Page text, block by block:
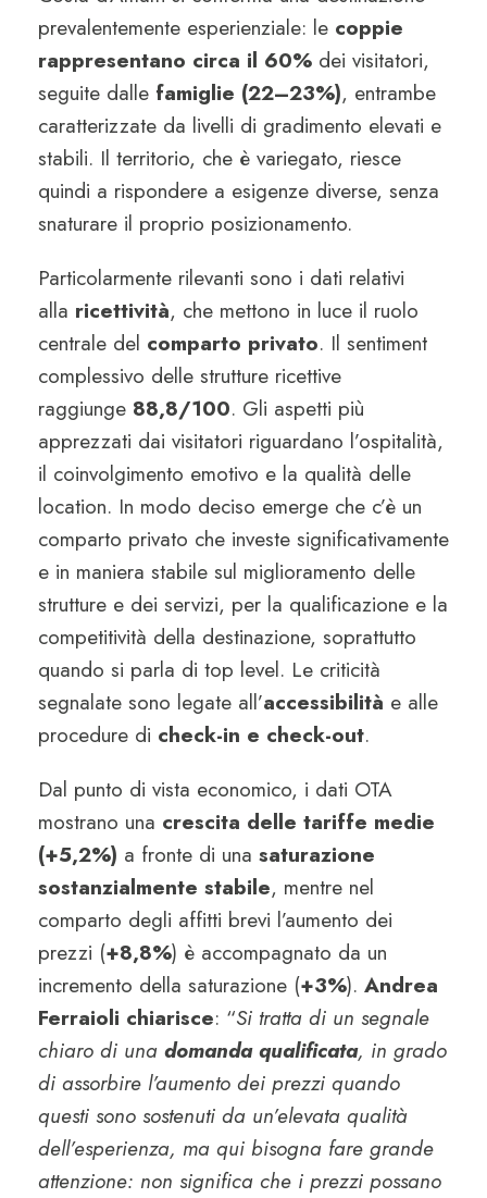
prevalentemente esperienziale: le coppie
rappresentano circa il 60% dei visitatori,
seguite dalle famiglie (22–23%), entrambe
caratterizzate da livelli di gradimento elevati e
stabili. Il territorio, che è variegato, riesce
quindi a rispondere a esigenze diverse, senza
snaturare il proprio posizionamento.
Particolarmente rilevanti sono i dati relativi
alla ricettività, che mettono in luce il ruolo
centrale del comparto privato. Il sentiment
complessivo delle strutture ricettive
raggiunge 88,8/100. Gli aspetti più
apprezzati dai visitatori riguardano l’ospitalità,
il coinvolgimento emotivo e la qualità delle
location. In modo deciso emerge che c’è un
comparto privato che investe significativamente
e in maniera stabile sul miglioramento delle
strutture e dei servizi, per la qualificazione e la
competitività della destinazione, soprattutto
quando si parla di top level. Le criticità
segnalate sono legate all’accessibilità e alle
procedure di check-in e check-out.
Dal punto di vista economico, i dati OTA
mostrano una crescita delle tariffe medie
(+5,2%) a fronte di una saturazione
sostanzialmente stabile, mentre nel
comparto degli affitti brevi l’aumento dei
prezzi (+8,8%) è accompagnato da un
incremento della saturazione (+3%). Andrea
Ferraioli chiarisce: “Si tratta di un segnale
chiaro di una domanda qualificata, in grado
di assorbire l’aumento dei prezzi quando
questi sono sostenuti da un’elevata qualità
dell’esperienza, ma qui bisogna fare grande
attenzione: non significa che i prezzi possano